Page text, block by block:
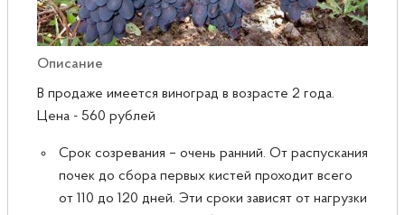
Описание
В продаже имеется виноград в возрасте 2 года.
Цена - 560 рублей
Срок созревания – очень ранний. От распускания
почек до сбора первых кистей проходит всего
от 110 до 120 дней. Эти сроки зависят от нагрузки